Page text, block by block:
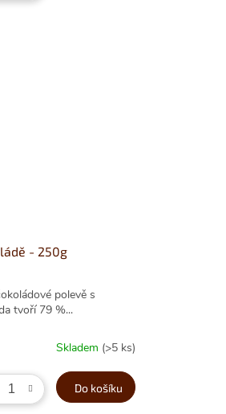
- 250g
polevě s
tvoří 79 %...
Skladem (>5 ks)
Do košíku